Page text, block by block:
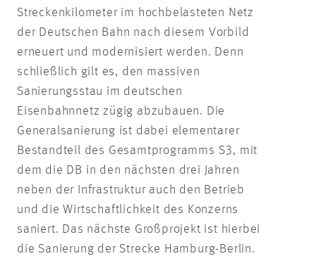
Streckenkilometer im hochbelasteten Netz
der Deutschen Bahn nach diesem Vorbild
erneuert und modernisiert werden. Denn
schließlich gilt es, den massiven
Sanierungsstau im deutschen
Eisenbahnnetz zügig abzubauen. Die
Generalsanierung ist dabei elementarer
Bestandteil des Gesamtprogramms S3, mit
dem die DB in den nächsten drei Jahren
neben der Infrastruktur auch den Betrieb
und die Wirtschaftlichkeit des Konzerns
saniert. Das nächste Großprojekt ist hierbei
die Sanierung der Strecke Hamburg-Berlin.